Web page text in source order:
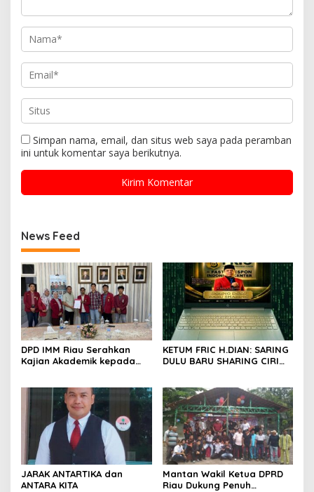
Simpan nama, email, dan situs web saya pada peramban
ini untuk komentar saya berikutnya.
News Feed
DPD IMM Riau Serahkan
Kajian Akademik kepada
KETUM FRIC H.DIAN: SARING
DULU BARU SHARING CIRI
JARAK ANTARTIKA dan
ANTARA KITA
Mantan Wakil Ketua DPRD
Riau Dukung Penuh